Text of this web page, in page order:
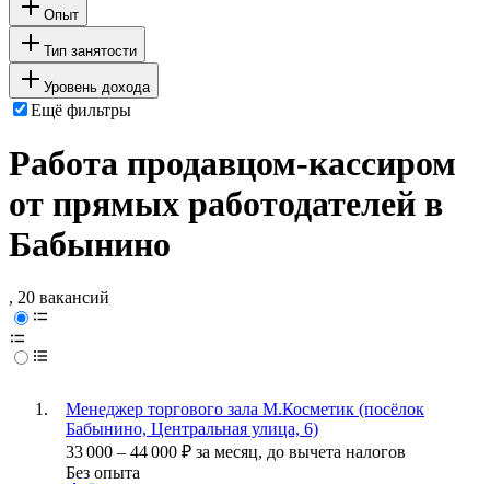
Опыт
Тип занятости
Уровень дохода
Ещё фильтры
Работа продавцом-кассиром
от прямых работодателей в
Бабынино
, 20 вакансий
Менеджер торгового зала М.Косметик (посёлок
Бабынино, Центральная улица, 6)
33 000 – 44 000 ₽ за месяц, до вычета налогов
Без опыта